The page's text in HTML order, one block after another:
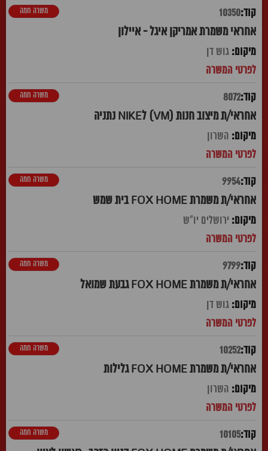
10350
אחראי משמרת אמריקן איגל - איילון
משרה חמה
גוש דן
8072
אחראי/ת מיצוב חנות (VM) לNIKE נתניה
משרה חמה
השרון
9954
אחראי/ת משמרת FOX HOME בית שמש
משרה חמה
ירושלים יו"ש
9799
אחראי/ת משמרת FOX HOME גבעת שמואל
משרה חמה
גוש דן
10252
אחראי/ת משמרת FOX HOME גלילות
משרה חמה
השרון
10105 משרה חמה